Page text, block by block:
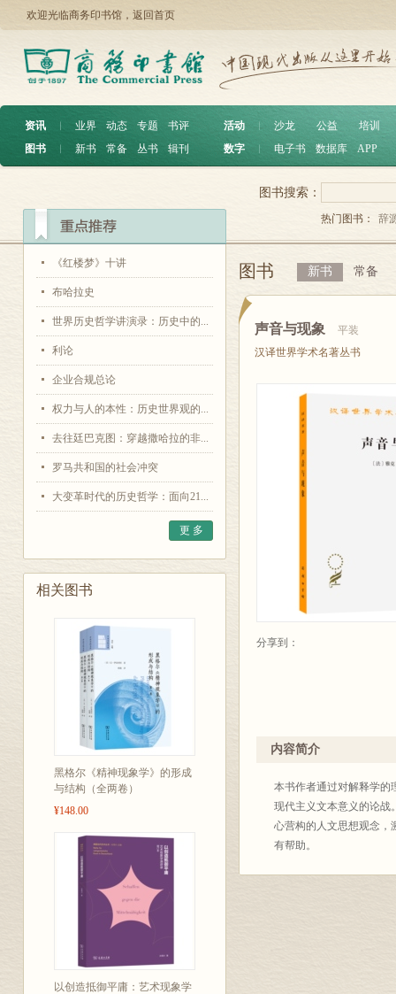
欢迎光临商务印书馆， 返回首页
资讯 ︱ 业界 动态 专题
书评
图书
︱ 新书 常备 丛书 辑刊
活动 沙龙 公益
培训
数字
电子书 数据库 APP
《红楼梦》十讲
布哈拉史
世界历史哲学讲演录：历史中的...
利论
企业合规总论
权力与人的本性：历史世界观的...
去往廷巴克图：穿越撒哈拉的非...
罗马共和国的社会冲突
大变革时代的历史哲学：面向21...
更 多
相关图书
黑格尔《精神现象学》的形成
与结构（全两卷）
¥148.00
以创造抵御平庸：艺术现象学
图书搜索：
热门图书： 辞
图书 新书 常备
声音与现象
平装
汉译世界学术名著丛书
分享到：
内容简介
本书作者通过对解释学
现代主义文本意义的论战
心营构的人文思想观念，
有帮助。